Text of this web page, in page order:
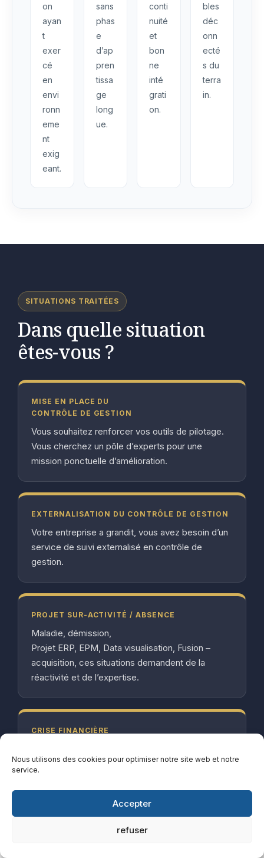
Nous utilisons des cookies pour optimiser notre site web et notre
service.
Accepter
refuser
on
ayan
t
exer
cé
en
envi
ronn
eme
nt
exig
eant.
sans
phas
e
d’ap
pren
tissa
ge
long
ue.
conti
nuité
et
bon
ne
inté
grati
on.
bles
déc
onn
ecté
s du
terra
in.
SITUATIONS TRAITÉES
Dans quelle situation
êtes-vous ?
MISE EN PLACE DU
CONTRÔLE DE GESTION
Vous souhaitez renforcer vos outils de pilotage.
Vous cherchez un pôle d’experts pour une
mission ponctuelle d’amélioration.
EXTERNALISATION DU CONTRÔLE DE GESTION
Votre entreprise a grandit, vous avez besoin d’un
service de suivi externalisé en contrôle de
gestion.
PROJET SUR-ACTIVITÉ / ABSENCE
Maladie, démission,
Projet ERP, EPM, Data visualisation, Fusion –
acquisition, ces situations demandent de la
réactivité et de l’expertise.
CRISE FINANCIÈRE
vous faut des experts pour rapidement retrouver